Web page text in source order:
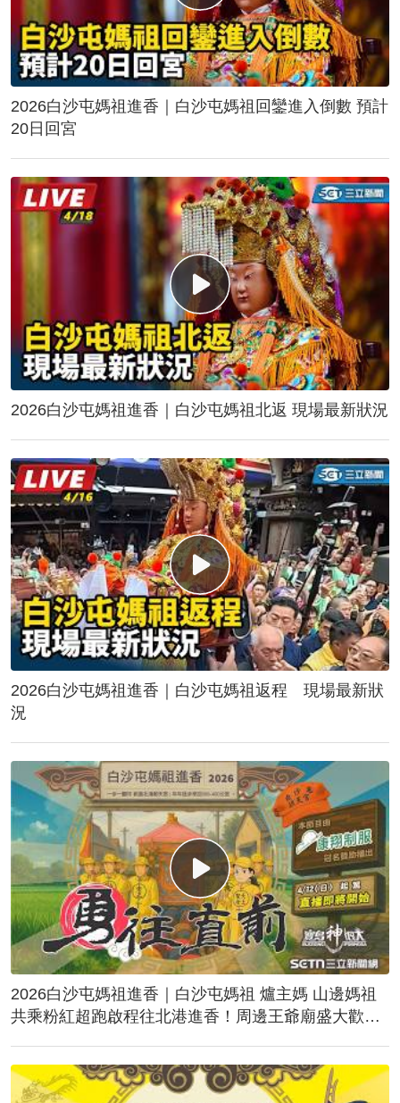
2026白沙屯媽祖進香｜白沙屯媽祖回鑾進入倒數 預計
20日回宮
2026白沙屯媽祖進香｜白沙屯媽祖北返 現場最新狀況
2026白沙屯媽祖進香｜白沙屯媽祖返程 現場最新狀
況
2026白沙屯媽祖進香｜白沙屯媽祖 爐主媽 山邊媽祖
共乘粉紅超跑啟程往北港進香！周邊王爺廟盛大歡